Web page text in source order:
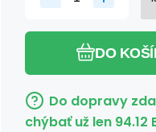
DO
Do dopravy
chýbať už len 94.12